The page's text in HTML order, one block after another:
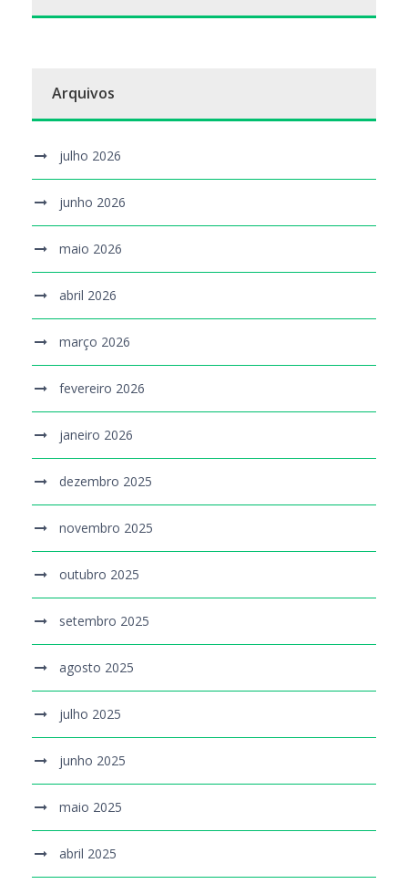
Arquivos
julho 2026
junho 2026
maio 2026
abril 2026
março 2026
fevereiro 2026
janeiro 2026
dezembro 2025
novembro 2025
outubro 2025
setembro 2025
agosto 2025
julho 2025
junho 2025
maio 2025
abril 2025